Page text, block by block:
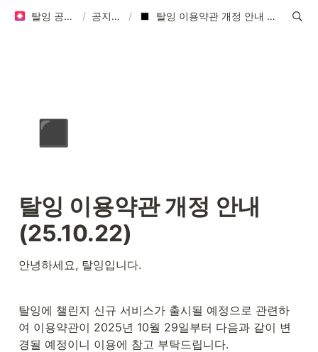
탈잉 공지사항 / 공지사항 / 탈잉 이용약관 개정 안내 (25.10.22)
◾
탈잉 이용약관 개정 안내
(25.10.22)
안녕하세요, 탈잉입니다.
탈잉에 챌린지 신규 서비스가 출시될 예정으로 관련하
여 이용약관이 2025년 10월 29일부터 다음과 같이 변
경될 예정이니 이용에 참고 부탁드립니다.